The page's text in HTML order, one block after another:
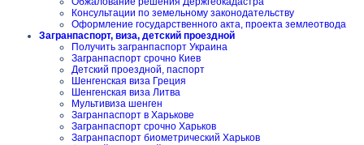
Консультации по земельному законодательству
Оформление государственного акта, проекта землеотвода
Загранпаспорт, виза, детский проездной
Получить загранпаспорт Украина
Загранпаспорт срочно Киев
Детский проездной, паспорт
Шенгенская виза Греция
Шенгенская виза Литва
Мультивиза шенген
Загранпаспорт в Харькове
Загранпаспорт срочно Харьков
Загранпаспорт биометрический Харьков